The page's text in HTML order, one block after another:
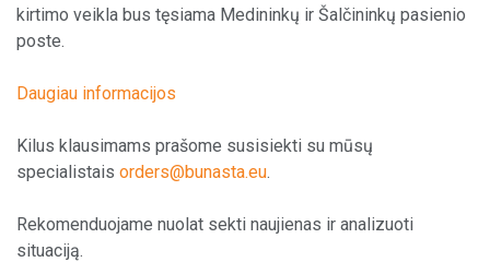
kirtimo veikla bus tęsiama Medininkų ir Šalčininkų pasienio
poste.
Daugiau informacijos
Kilus klausimams prašome susisiekti su mūsų
specialistais orders@bunasta.eu.
Rekomenduojame nuolat sekti naujienas ir analizuoti
situaciją.